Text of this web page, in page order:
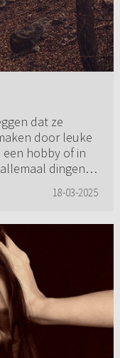
dat ze
door leuke
hobby of in
dingen
18-03-2025